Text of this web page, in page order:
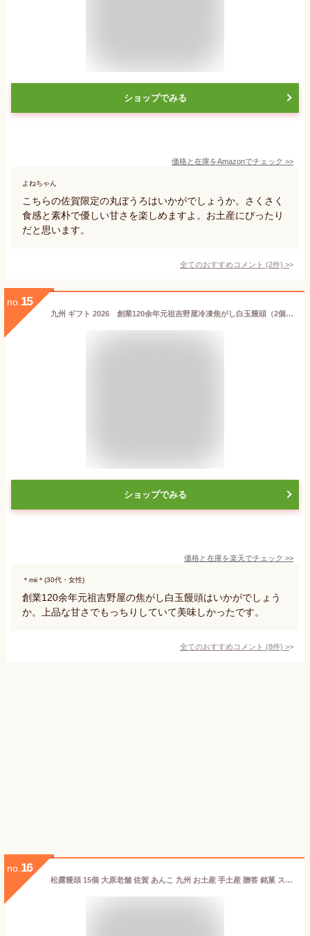
ショップでみる
価格と在庫をAmazonでチェック >>
よねちゃん
こちらの佐賀限定の丸ぼうろはいかがでしょうか。さくさく
食感と素朴で優しい甘さを楽しめますよ。お土産にぴったり
だと思います。
全てのおすすめコメント (2件) >
no. 15
九州 ギフト 2026 創業120余年元祖吉野屋冷凍焦がし白玉饅頭（2個×10袋入）【RK10】【佐賀の代表的なおやつ】I80S11【佐賀土産】【冷凍】
ショップでみる
価格と在庫を楽天でチェック >>
＊mii＊(30代・女性)
創業120余年元祖吉野屋の焦がし白玉饅頭はいかがでしょう
か。上品な甘さでもっちりしていて美味しかったです。
全てのおすすめコメント (8件) >
no. 16
松露饅頭 15個 大原老舗 佐賀 あんこ 九州 お土産 手土産 贈答 銘菓 スイーツ まんじゅう 和菓子 個包装 お菓子 内祝い お礼 ご挨拶 感謝 出産祝い 出産内祝い お返し 返礼品 プレゼント 帰省土産 甘味 お供え 中元 お中元 残暑 見舞 帰省